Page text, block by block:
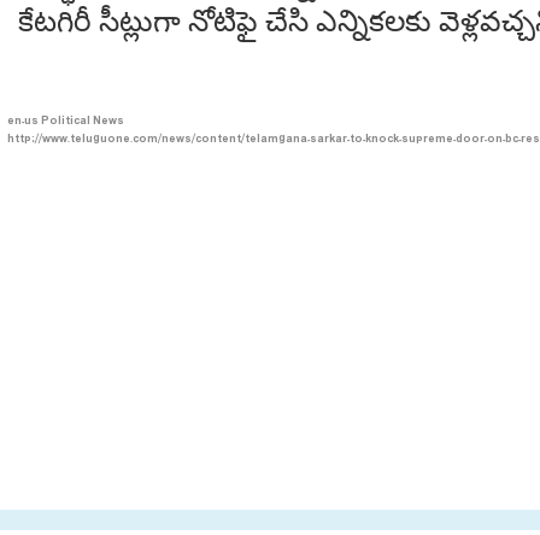
కేటగిరీ సీట్లుగా నోటిఫై చేసి ఎన్నికలకు
en-usPolitical News
http://www.teluguone.com/news/content/telamgana-sarkar-to-knock-supreme-door-on-bc-